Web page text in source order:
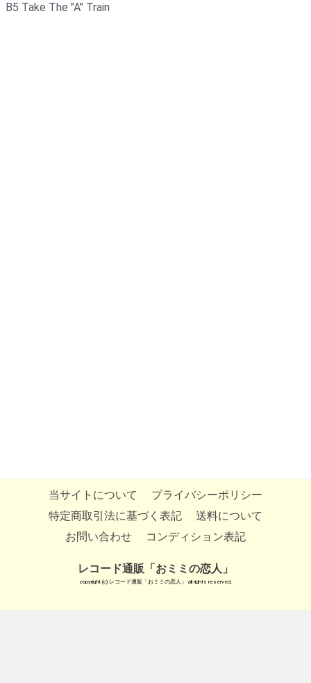
B5 Take The "A" Train
当サイトについて
プライバシーポリシー
特定商取引法に基づく表記
送料について
お問い合わせ
コンディション表記
レコード通販「おミミの恋人」
copyright (c) レコード通販「おミミの恋人」 all rights reserved.